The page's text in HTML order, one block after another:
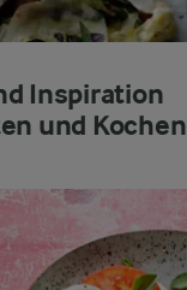
Inspiration
und Kochen